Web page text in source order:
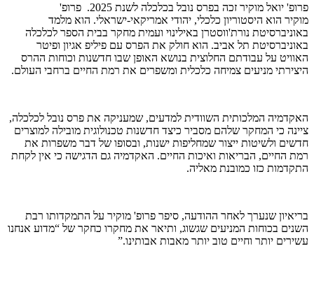
פרופ' יואל מוקיר זכה בפרס נובל בכלכלה לשנת 2025. פרופ'
מוקיר הוא היסטוריון כלכלי, יהודי אמריקאי-ישראלי. הוא מלמד
באוניברסיטת נורת'ווסטרן באילינוי ועמית מחקר בבית הספר לכלכלה
באוניברסיטת תל אביב. הוא חולק את הפרס עם פיליפ אגיון ופיטר
האוויט על עבודתם החלוצית בנושא האופן שבו חדשנות וכוחות ההרס
היצירתי מניעים צמיחה כלכלית ומשפרים את רמת החיים ברחבי העולם.
האקדמיה המלכותית השוודית למדעים, שמעניקה את פרס נובל לכלכלה,
ציינה כי המחקר שלהם מסביר כיצד חדשנות טכנולוגית מובילה למוצרים
חדשים ולשיטות ייצור שמחליפות ישנות, ובסופו של דבר משפרות את
רמת החיים, הבריאות ואיכות החיים. האקדמיה גם הדגישה כי אין לקחת
התקדמות כזו כמובנת מאליה.
בריאיון שנערך לאחר ההודעה, סיפר פרופ' מוקיר על התמקדותו רבת
השנים בכוחות המניעים שגשוג, ותיאר את מחקרו כחקר של “מדוע אנחנו
עשירים יותר וחיים טוב יותר מאבות אבותינו.”